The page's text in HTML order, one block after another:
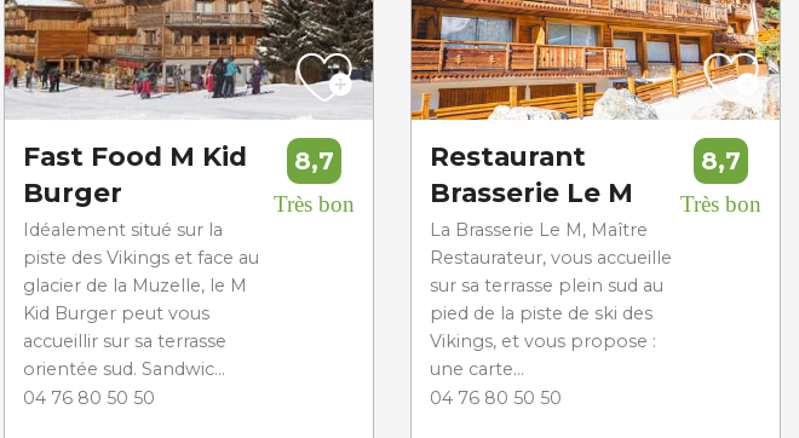
Fast Food M Kid
Burger
Idéalement situé sur la
piste des Vikings et face au
glacier de la Muzelle, le M
Kid Burger peut vous
accueillir sur sa terrasse
orientée sud. Sandwic...
04 76 80 50 50
8,7
Très bon
Restaurant
Brasserie Le M
La Brasserie Le M, Maître
Restaurateur, vous accueille
sur sa terrasse plein sud au
pied de la piste de ski des
Vikings, et vous propose :
une carte...
04 76 80 50 50
8,7
Très bon